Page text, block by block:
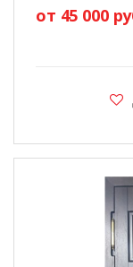
от 45 000